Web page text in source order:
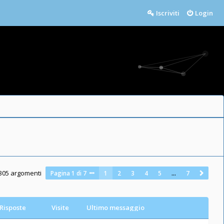
Login
Iscriviti
argomenti Pagina1 di 7 1 2 3 4 5 … 7
Risposte Visite Ultimo messaggio